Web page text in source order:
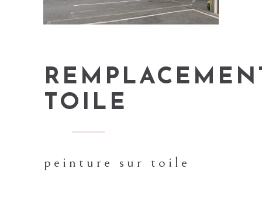
TOILE
peinture sur toile